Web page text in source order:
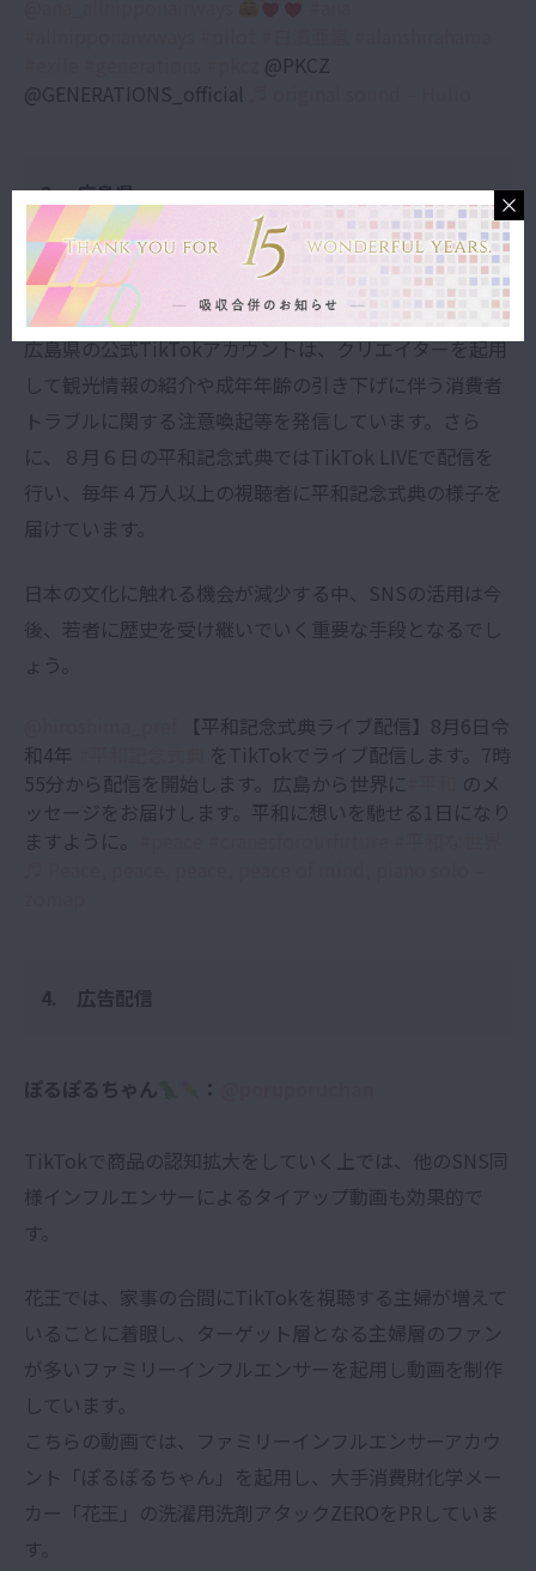
@PKCZ
@GENERATIONS_official
3. 広島県
【公式】広島県： @hiroshima_pref
広島県の公式TikTokアカウントは、クリエイターを起用
して観光情報の紹介や成年年齢の引き下げに伴う消費者
トラブルに関する注意喚起等を発信しています。
さら
に、８月６日の平和記念式典ではTikTok LIVEで配信を
行い、毎年４万人以上の視聴者に平和記念式典の様子を
届けています。
日本の文化に触れる機会が減少する中、SNSの活用は今
後、若者に歴史を受け継いでいく重要な手段となるでし
ょう。
【平和記念式典ライブ配信】8月6日令
和4年
をTikTokでライブ配信します。7時
55分から配信を開始します。広島から世界に
のメ
ッセージをお届けします。平和に想いを馳せる1日になり
ますように。
4. 広告配信
ぽるぽるちゃん ：
TikTokで商品の認知拡大をしていく上では、他のSNS同
様インフルエンサーによるタイアップ動画も効果的で
す。
花王では、家事の合間にTikTokを視聴する主婦が増えて
いることに着眼し、ターゲット層となる主婦層のファン
が多いファミリーインフルエンサーを起用し動画を制作
しています。
こちらの動画では、ファミリーインフルエンサーアカウ
ント「ぽるぽるちゃん」を起用し、大手消費財化学メー
カー「花王」の洗濯用洗剤アタックZEROをPRしていま
す。